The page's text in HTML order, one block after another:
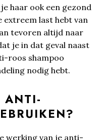
haar ook een gezond
extreem last hebt van
tevoren altijd naar
je in dat geval naast
roos shampoo
nodig hebt.
ANTI-
werking van je anti-